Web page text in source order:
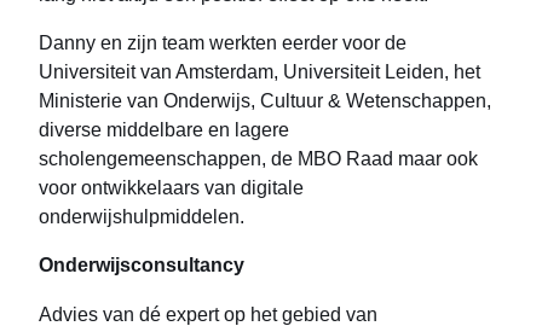
Danny en zijn team werkten eerder voor de
Universiteit van Amsterdam, Universiteit Leiden, het
Ministerie van Onderwijs, Cultuur & Wetenschappen,
diverse middelbare en lagere
scholengemeenschappen, de MBO Raad maar ook
voor ontwikkelaars van digitale
onderwijshulpmiddelen.
Onderwijsconsultancy
Advies van dé expert op het gebied van